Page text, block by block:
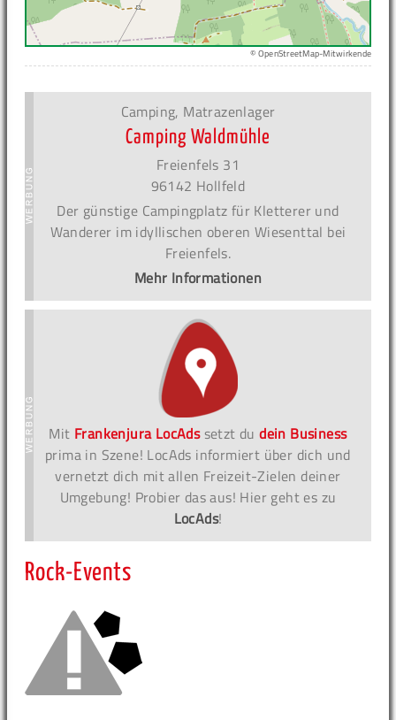
© OpenStreetMap-Mitwirkende
Camping, Matrazenlager
Camping Waldmühle
Freienfels 31
96142 Hollfeld
Der günstige Campingplatz für Kletterer und
Wanderer im idyllischen oberen Wiesenttal bei
Freienfels.
Mehr Informationen
Mit Frankenjura LocAdssetzt dudein Business
prima in Szene! LocAds informiert über dich und
vernetzt dich mit allen Freizeit-Zielen deiner
Umgebung! Probier das aus! Hier geht es zu
LocAds!
Rock-Events